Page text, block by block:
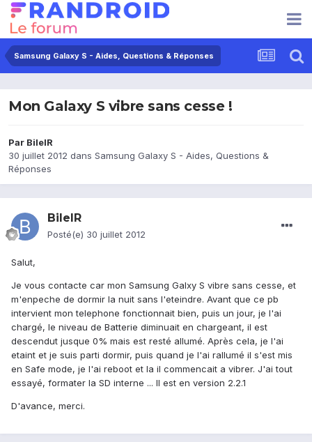
Samsung Galaxy S - Aides, Questions & Réponses
Mon Galaxy S vibre sans cesse !
Par BilelR
30 juillet 2012 dans Samsung Galaxy S - Aides, Questions &
Réponses
BilelR
Posté(e) 30 juillet 2012
Salut,
Je vous contacte car mon Samsung Galxy S vibre sans cesse, et
m'enpeche de dormir la nuit sans l'eteindre. Avant que ce pb
intervient mon telephone fonctionnait bien, puis un jour, je l'ai
chargé, le niveau de Batterie diminuait en chargeant, il est
descendut jusque 0% mais est resté allumé. Après cela, je l'ai
etaint et je suis parti dormir, puis quand je l'ai rallumé il s'est mis
en Safe mode, je l'ai reboot et la il commencait a vibrer. J'ai tout
essayé, formater la SD interne ... Il est en version 2.2.1
D'avance, merci.